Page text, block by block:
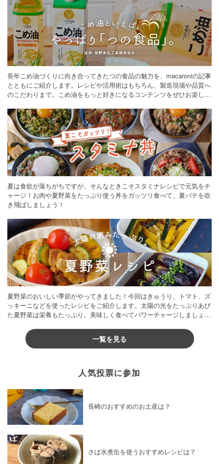
長年こめ油づくりに向き合ってきたつの食品の魅力を、macaroniの記事
とともにご紹介します。レシピや活用術はもちろん、製造現場や品質へ
のこだわりまで。こめ油をもっと好きになるコンテンツをぜひお楽しみ
夏は食欲が落ちがちですが、そんなときこそスタミナレシピで元気をチ
ャージ！お肉や夏野菜をたっぷり使う丼をガッツリ食べて、夏バテを吹
き飛ばしましょう！
夏野菜のおいしい季節がやってきました！今回はきゅうり、トマト、ズ
ッキーニなどを使ったレシピをご紹介します。太陽の光をたっぷりあび
た夏野菜は栄養もたっぷり。美味しく食べてパワーチャージしましょう
一覧を見る
人気投票に参加
長崎のおすすめのお土産は？
さば水煮缶を使うおすすめレシピは？